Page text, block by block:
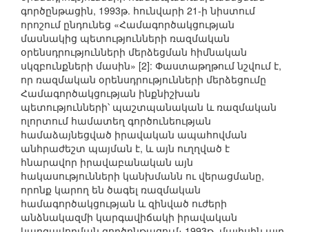
գործընթացին, 1993թ. հունվարի 21-ի նիստում
որոշում ընդունեց «Համագործակցության
մասնակից պետությունների ռազմական
օրենսդրությունների մերձեցման հիմնական
սկզբունքների մասին» [2]: Փաստաթղթում նշվում է,
որ ռազմական օրենսդրությունների մերձեցումը
Համագործակցության ինքնիշխան
պետությունների՝ պաշտպանական և ռազմական
ոլորտում համատեղ գործունեության
համաձայնեցված իրավական ապահովման
անհրաժեշտ պայման է, և այն ուղղված է
հնարավոր իրավաբանական այն
հակասությունների կանխմանն ու վերացմանը,
որոնք կարող են ծագել ռազմական
համագործակցության և զինված ուժերի
անձնակազմի կարգավիճակի իրավական